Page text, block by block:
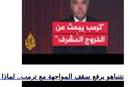
.. نتنياهو يرفع سقف المواجهة مع ترمب.. لماذا